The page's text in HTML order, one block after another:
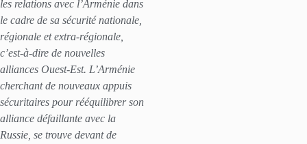
les relations avec l’Arménie dans
le cadre de sa sécurité nationale,
régionale et extra-régionale,
c’est-à-dire de nouvelles
alliances Ouest-Est. L’Arménie
cherchant de nouveaux appuis
sécuritaires pour rééquilibrer son
alliance défaillante avec la
Russie, se trouve devant de